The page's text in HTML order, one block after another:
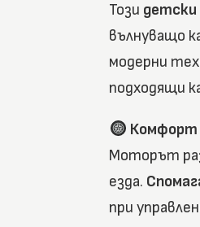
Този
вълнуващо
модерни
подходящи
Комфорт
Моторът
езда.
при